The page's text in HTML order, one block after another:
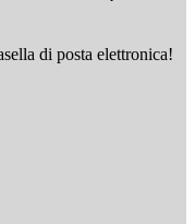
di posta elettronica!